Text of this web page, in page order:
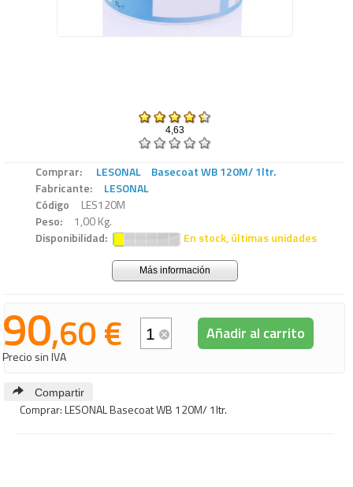
4,63
Comprar: LESONAL
Basecoat WB 120M/ 1ltr.
Fabricante:
LESONAL
Código
LES120M
Peso:
1,00 Kg.
Disponibilidad:
En stock, últimas unidades
Más información
90,60 €
Precio sin IVA
Añadir al carrito
Compartir
Comprar: LESONAL Basecoat WB 120M/ 1ltr.